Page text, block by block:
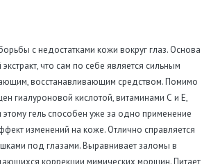
с недостатками кожи вокруг глаз. Основа
что сам по себе является сильным
восстанавливающим средством. Помимо
гиалуроновой кислотой, витаминами С и Е,
гель способен уже за одно применение
изменений на коже. Отлично справляется
под глазами. Выравнивает заломы в
коррекции мимических морщин. Питает